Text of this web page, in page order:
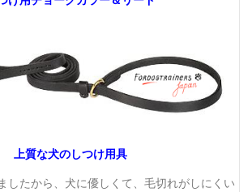
上質な犬のしつけ用具
したから、犬に優しくて、毛切れがしにくい